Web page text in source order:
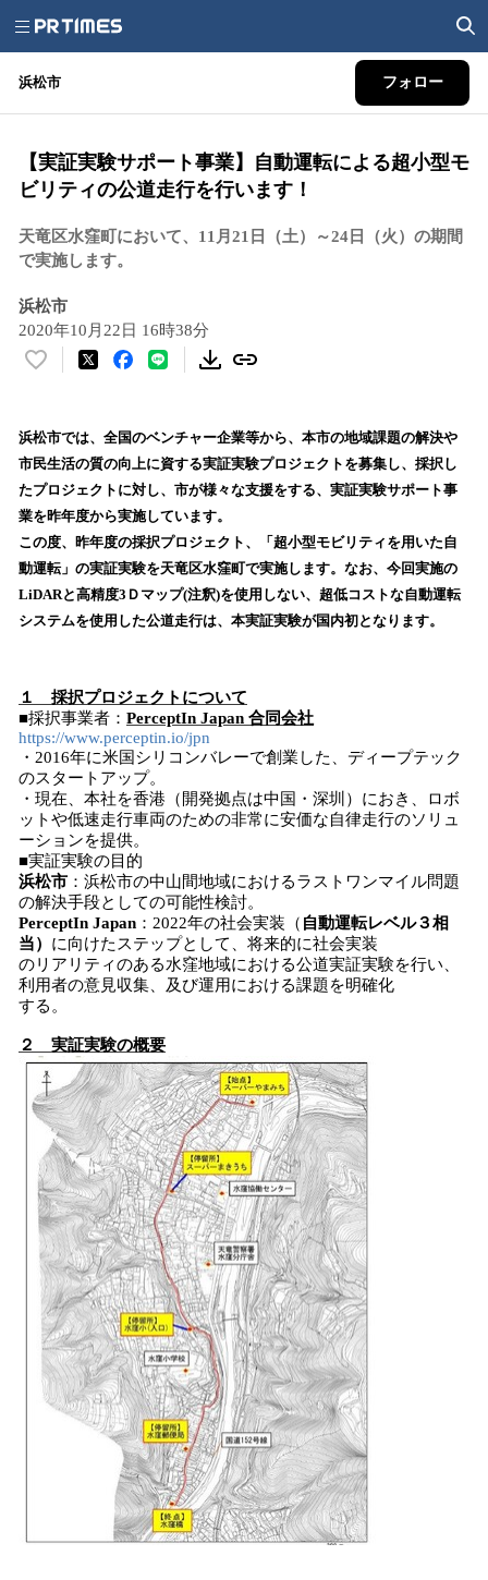
浜松市 フォロー
【実証実験サポート事業】自動運転による超小型モ
ビリティの公道走行を行います！
天竜区水窪町において、11月21日（土）～24日（火）の期間
で実施します。
浜松市
2020年10月22日 16時38分
い
！
数
を
読
込
み
中
で
浜松市では、全国のベンチャー企業等から、本市の地域課題の解決や
市民生活の質の向上に資する実証実験プロジェクトを募集し、採択し
たプロジェクトに対し、市が様々な支援をする、実証実験サポート事
業を昨年度から実施しています。
この度、昨年度の採択プロジェクト、「超小型モビリティを用いた自
動運転」の実証実験を天竜区水窪町で実施します。なお、今回実施の
LiDARと高精度3Ｄマップ(注釈)を使用しない、超低コストな自動運転
システムを使用した公道走行は、本実証実験が国内初となります。
１ 採択プロジェクトについて
■採択事業者： PerceptIn Japan 合同会社
https://www.perceptin.io/jpn
・2016年に米国シリコンバレーで創業した、ディープテック
のスタートアップ。
・現在、本社を香港（開発拠点は中国・深圳）におき、ロボ
ットや低速走行車両のための非常に安価な自律走行のソリュ
ーションを提供。
■実証実験の目的
浜松市 ：浜松市の中山間地域におけるラストワンマイル問題
の解決手段としての可能性検討。
PerceptIn Japan ：2022年の社会実装（ 自動運転レベル３相
当） に向けたステップとして、将来的に社会実装
のリアリティのある水窪地域における公道実証実験を行い、
利用者の意見収集、及び運用における課題を明確化
する。
２ 実証実験の概要